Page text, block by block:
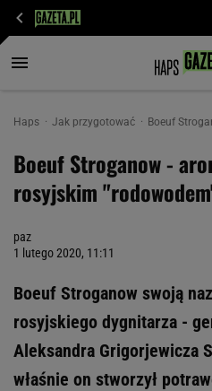
Haps Jak przygotować Boeuf
Boeuf Stroganow -
rosyjskim
paz
1 lutego 2020, 11:11
Boeuf Stroganow swoją
rosyjskiego dygnitarza -
Aleksandra Grigorjewicza
właśnie on stworzył